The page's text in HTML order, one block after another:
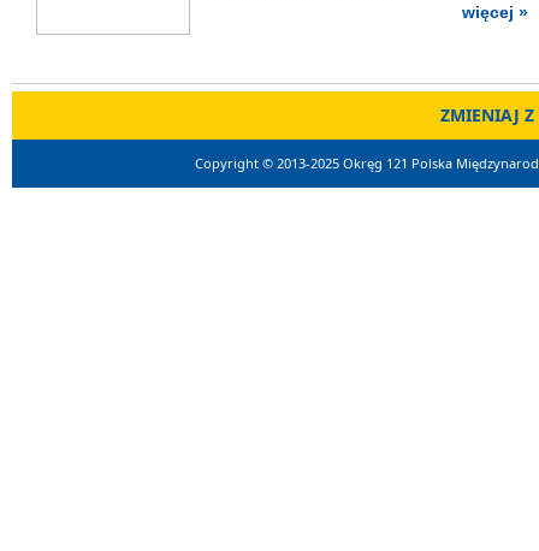
więcej »
ZMIENIAJ
Copyright © 2013-2025 Okręg 121 Polska